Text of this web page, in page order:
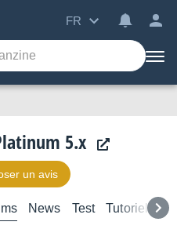
FR
5.x
un avis
News Test Tutoriels